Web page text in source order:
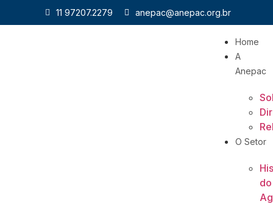
11 97207.2279 anepac@anepac.org.br
Home
A
Anepac
O Setor
do